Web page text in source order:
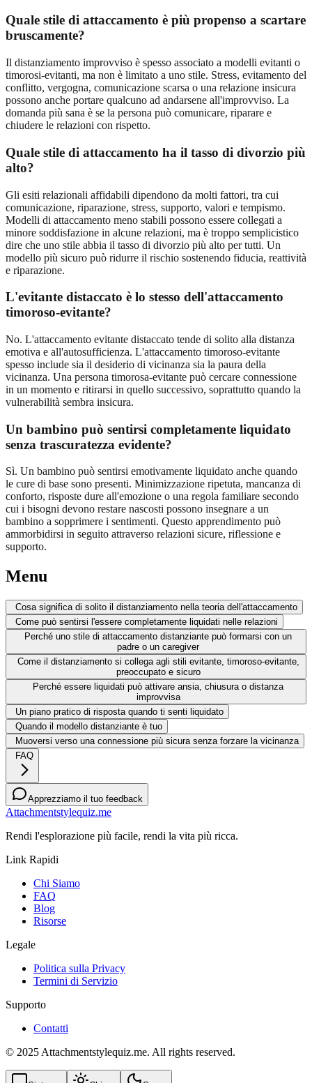
Quale stile di attaccamento è più propenso a scartare
bruscamente?
Il distanziamento improvviso è spesso associato a modelli evitanti o
timorosi-evitanti, ma non è limitato a uno stile. Stress, evitamento del
conflitto, vergogna, comunicazione scarsa o una relazione insicura
possono anche portare qualcuno ad andarsene all'improvviso. La
domanda più sana è se la persona può comunicare, riparare e
chiudere le relazioni con rispetto.
Quale stile di attaccamento ha il tasso di divorzio più
alto?
Gli esiti relazionali affidabili dipendono da molti fattori, tra cui
comunicazione, riparazione, stress, supporto, valori e tempismo.
Modelli di attaccamento meno stabili possono essere collegati a
minore soddisfazione in alcune relazioni, ma è troppo semplicistico
dire che uno stile abbia il tasso di divorzio più alto per tutti. Un
modello più sicuro può ridurre il rischio sostenendo fiducia, reattività
e riparazione.
L'evitante distaccato è lo stesso dell'attaccamento
timoroso-evitante?
No. L'attaccamento evitante distaccato tende di solito alla distanza
emotiva e all'autosufficienza. L'attaccamento timoroso-evitante
spesso include sia il desiderio di vicinanza sia la paura della
vicinanza. Una persona timorosa-evitante può cercare connessione
in un momento e ritirarsi in quello successivo, soprattutto quando la
vulnerabilità sembra insicura.
Un bambino può sentirsi completamente liquidato
senza trascuratezza evidente?
Sì. Un bambino può sentirsi emotivamente liquidato anche quando
le cure di base sono presenti. Minimizzazione ripetuta, mancanza di
conforto, risposte dure all'emozione o una regola familiare secondo
cui i bisogni devono restare nascosti possono insegnare a un
bambino a sopprimere i sentimenti. Questo apprendimento può
ammorbidirsi in seguito attraverso relazioni sicure, riflessione e
supporto.
Menu
Cosa significa di solito il distanziamento nella teoria dell'attaccamento
Come può sentirsi l'essere completamente liquidati nelle relazioni
Perché uno stile di attaccamento distanziante può formarsi con un
padre o un caregiver
Come il distanziamento si collega agli stili evitante, timoroso-evitante,
preoccupato e sicuro
Perché essere liquidati può attivare ansia, chiusura o distanza
improvvisa
Un piano pratico di risposta quando ti senti liquidato
Quando il modello distanziante è tuo
Muoversi verso una connessione più sicura senza forzare la vicinanza
FAQ
Apprezziamo il tuo feedback
Attachmentstylequiz.me
Rendi l'esplorazione più facile, rendi la vita più ricca.
Link Rapidi
Chi Siamo
FAQ
Blog
Risorse
Legale
Politica sulla Privacy
Termini di Servizio
Supporto
Contatti
© 2025 Attachmentstylequiz.me. All rights reserved.